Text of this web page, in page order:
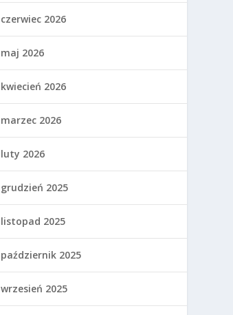
czerwiec 2026
maj 2026
kwiecień 2026
marzec 2026
luty 2026
grudzień 2025
listopad 2025
październik 2025
wrzesień 2025